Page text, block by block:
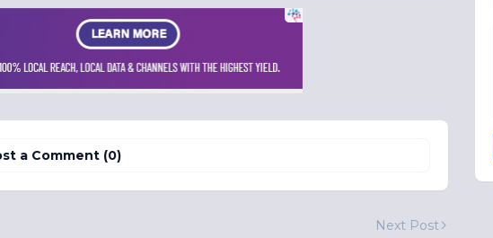
a Comment (0)
Next Post